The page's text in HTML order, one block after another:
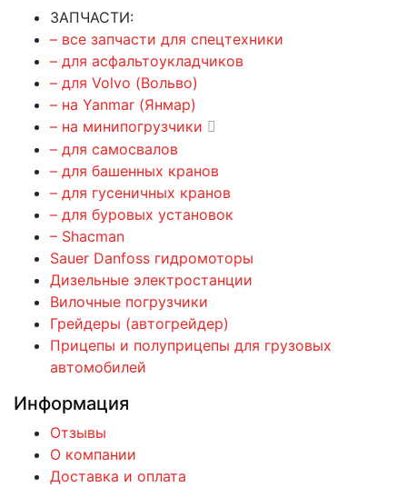
ЗАПЧАСТИ:
– все запчасти для спецтехники
– для асфальтоукладчиков
– для Volvo (Вольво)
– на Yanmar (Янмар)
– на минипогрузчики
– для самосвалов
– для башенных кранов
– для гусеничных кранов
– для буровых установок
– Shacman
Sauer Danfoss гидромоторы
Дизельные электростанции
Вилочные погрузчики
Грейдеры (автогрейдер)
Прицепы и полуприцепы для грузовых
автомобилей
Информация
Отзывы
О компании
Доставка и оплата